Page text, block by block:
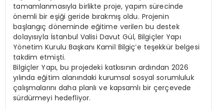
tamamlanmasıyla birlikte proje, yapım sürecinde
önemli bir eşiği geride bırakmış oldu. Projenin
başlangıç döneminde eğitime verilen bu destek
dolayısıyla İstanbul Valisi Davut Gül,Bilgiçler Yapı
Yönetim Kurulu Başkanı Kamil Bilgiç’e teşekkür belgesi
takdim etmişti.
Bilgiçler Yapı, bu projedeki katkısının ardından 2026
yılında eğitim alanındaki kurumsal sosyal sorumluluk
çalışmalarını daha planlı ve kapsamlı bir çerçevede
sürdürmeyi hedefliyor.